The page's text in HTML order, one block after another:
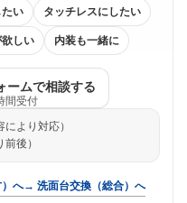
い タッチレスにしたい
しい 内装も一緒に
ームで相談する
間受付
より対応）
後）
へ→ 洗面台交換（総合）へ